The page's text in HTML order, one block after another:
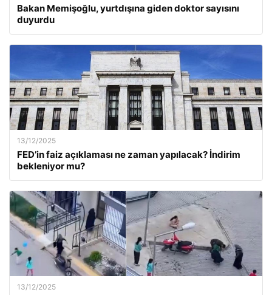
Bakan Memişoğlu, yurtdışına giden doktor sayısını
duyurdu
13/12/2025
FED’in faiz açıklaması ne zaman yapılacak? İndirim
bekleniyor mu?
13/12/2025